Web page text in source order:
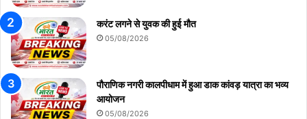
करंट लगने से युवक की हुई मौत
05/08/2026
पौराणिक नगरी कालपीधाम में हुआ डाक कांवड़ यात्रा का भव्य
आयोजन
05/08/2026